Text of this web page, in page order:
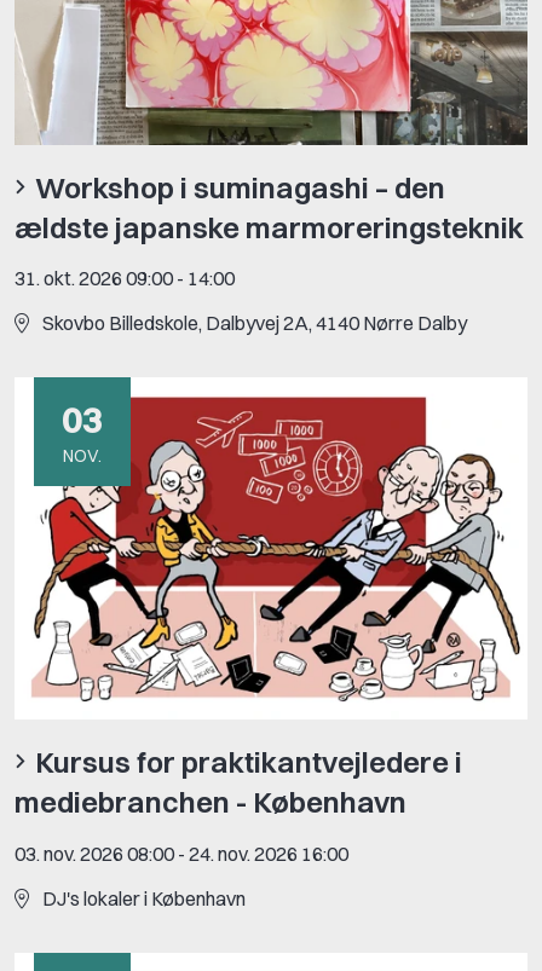
Workshop i suminagashi – den
ældste japanske marmoreringsteknik
31. okt. 2026 09:00 - 14:00
Skovbo Billedskole, Dalbyvej 2A, 4140 Nørre Dalby
03
NOV.
Kursus for praktikantvejledere i
mediebranchen - København
03. nov. 2026 08:00 - 24. nov. 2026 16:00
DJ's lokaler i København